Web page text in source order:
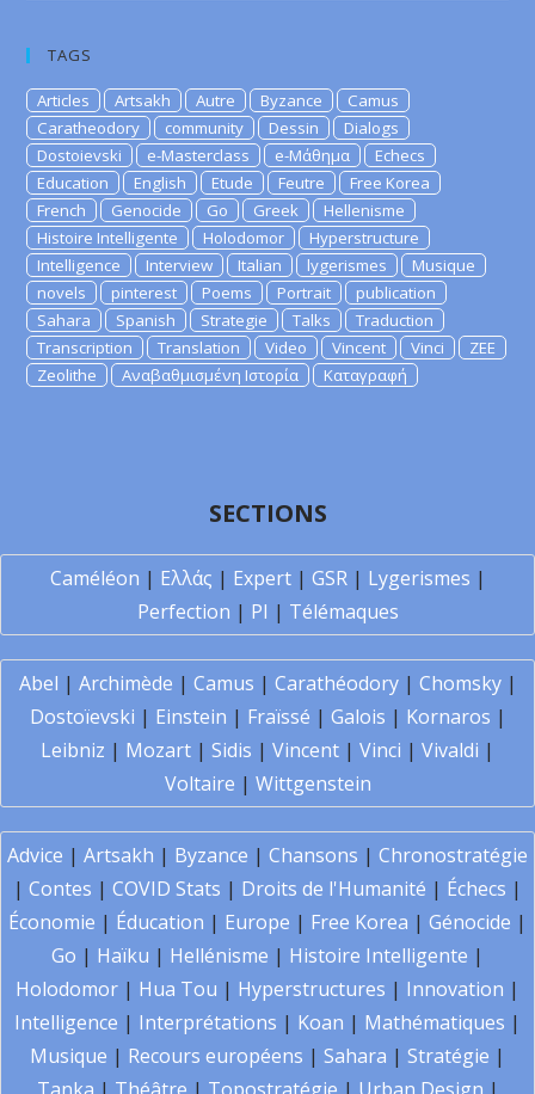
TAGS
Articles Artsakh Autre Byzance
Camus
Caratheodory
community Dessin
Dialogs
Dostoievski
e-Masterclass e-Μάθημα
Echecs
Education
English Etude Feutre
Free Korea
French
Genocide Go Greek
Hellenisme
Histoire Intelligente
Holodomor
Hyperstructure
Intelligence
Interview Italian lygerismes
Musique
novels
pinterest Poems Portrait
publication
Sahara
Spanish Strategie Talks
Traduction
Transcription
Translation Video Vincent Vinci
ZEE
Zeolithe
Αναβαθμισμένη Ιστορία Καταγραφή
SECTIONS
Caméléon | Ελλάς | Expert| GSR| Lygerismes |
Perfection | PI | Télémaques
Abel | Archimède | Camus | Carathéodory| Chomsky|
Dostoïevski | Einstein | Fraïssé | Galois | Kornaros |
Leibniz | Mozart | Sidis | Vincent | Vinci | Vivaldi |
Voltaire | Wittgenstein
Advice | Artsakh | Byzance | Chansons | Chronostratégie
| Contes | COVID Stats | Droits de l'Humanité | Échecs |
Économie | Éducation | Europe | Free Korea | Génocide |
Go | Haïku | Hellénisme | Histoire Intelligente |
Holodomor | Hua Tou | Hyperstructures | Innovation |
Intelligence | Interprétations | Koan | Mathématiques |
Musique | Recours européens | Sahara | Stratégie |